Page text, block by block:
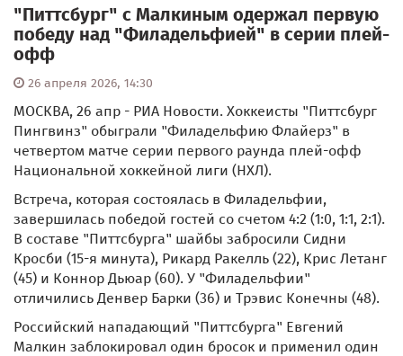
"Питтсбург" с Малкиным одержал первую
победу над "Филадельфией" в серии плей-
офф
26 апреля 2026, 14:30
МОСКВА, 26 апр - РИА Новости. Хоккеисты "Питтсбург
Пингвинз" обыграли "Филадельфию Флайерз" в
четвертом матче серии первого раунда плей-офф
Национальной хоккейной лиги (НХЛ).
Встреча, которая состоялась в Филадельфии,
завершилась победой гостей со счетом 4:2 (1:0, 1:1, 2:1).
В составе "Питтсбурга" шайбы забросили Сидни
Кросби (15-я минута), Рикард Ракелль (22), Крис Летанг
(45) и Коннор Дьюар (60). У "Филадельфии"
отличились Денвер Барки (36) и Трэвис Конечны (48).
Российский нападающий "Питтсбурга" Евгений
Малкин заблокировал один бросок и применил один